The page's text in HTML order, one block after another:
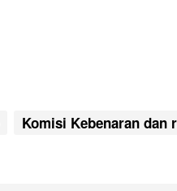
Komisi Kebenaran dan